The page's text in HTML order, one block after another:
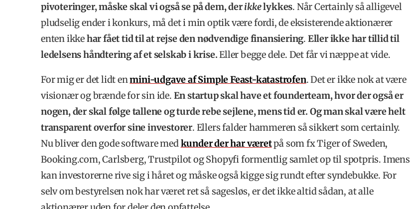
pivoteringer, måske skal vi også se på dem, derikkelykkes. Når Certainly så alligevel
pludselig ender i konkurs, må det i min optik være fordi, de eksisterende aktionærer
enten ikkehar fåettid til at rejse den nødvendige finansiering. Eller ikke har tillid til
ledelsens håndtering af et selskab i krise.Eller begge dele. Det får vi næppe at vide.
For mig er det lidt enmini-udgave af Simple Feast-katastrofen. Det er ikke nok at være
visionær og brænde for sin ide. En startup skal have et founderteam, hvor der også er
nogen, der skal følge tallene og turde rebe sejlene, mens tid er. Og man skal være helt
transparent overfor sine investorer. Ellers falder hammeren så sikkert som certainly.
Nu bliver den gode software med kunder der har væretpå som fx Tiger of Sweden,
Booking.com, Carlsberg, Trustpilot og Shopyfi formentlig samlet op til spotpris. Imens
kan investorerne rive sig i håret og måske også kigge sig rundt efter syndebukke. For
selv om bestyrelsen nok har været ret så sagesløs, er det ikke altid sådan, at alle